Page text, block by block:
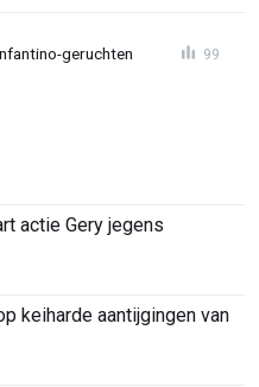
geruchten 99
actie Gery jegens
keiharde aantijgingen van